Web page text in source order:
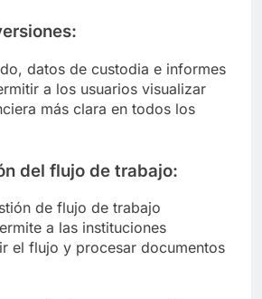
datos de custodia e informes
a los usuarios visualizar
más clara en todos los
del flujo de trabajo:
de flujo de trabajo
a las instituciones
el flujo y procesar documentos